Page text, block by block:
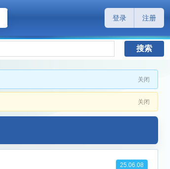
登录 注册
搜索
关闭
关闭
25.06.08